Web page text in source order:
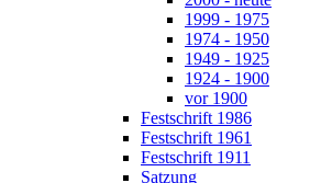
1999 - 1975
1974 - 1950
1949 - 1925
1924 - 1900
vor 1900
Festschrift 1986
Festschrift 1961
Festschrift 1911
Satzung